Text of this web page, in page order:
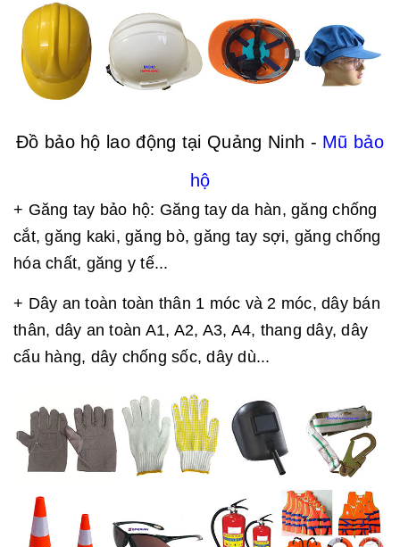
Đồ bảo hộ lao động tại Quảng Ninh - Mũ bảo
hộ
+ Găng tay bảo hộ: Găng tay da hàn, găng chống
cắt, găng kaki, găng bò, găng tay sợi, găng chống
hóa chất, găng y tế...
+ Dây an toàn toàn thân 1 móc và 2 móc, dây bán
thân, dây an toàn A1, A2, A3, A4, thang dây, dây
cẩu hàng, dây chống sốc, dây dù...